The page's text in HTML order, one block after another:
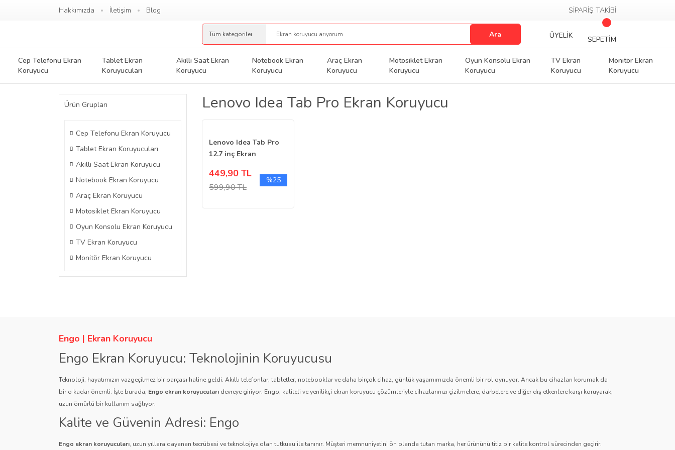
Hakkımızda İletişim Blog SİPARİŞ TAKİBİ
Ara ÜYELİK SEPETİM
Cep Telefonu Ekran
Koruyucu
Tablet Ekran
Koruyucuları
Akıllı Saat Ekran
Koruyucu
Notebook Ekran
Koruyucu
Araç Ekran
Koruyucu
Motosiklet Ekran
Koruyucu
Oyun Konsolu Ekran
Koruyucu
TV Ekran
Koruyucu
Monitör Ekran
Koruyucu
Ürün Grupları
Cep Telefonu Ekran Koruyucu
Tablet Ekran Koruyucuları
Akıllı Saat Ekran Koruyucu
Notebook Ekran Koruyucu
Araç Ekran Koruyucu
Motosiklet Ekran Koruyucu
Oyun Konsolu Ekran Koruyucu
TV Ekran Koruyucu
Monitör Ekran Koruyucu
Lenovo Idea Tab Pro Ekran Koruyucu
Lenovo Idea Tab Pro
12.7 inç Ekran
Sertlik
449,90 TL
599,90 TL
%25
Engo | Ekran Koruyucu
Engo Ekran Koruyucu: Teknolojinin Koruyucusu
Teknoloji, hayatımızın vazgeçilmez bir parçası haline geldi. Akıllı telefonlar, tabletler, notebooklar ve daha birçok cihaz, günlük yaşamımızda önemli bir rol oynuyor. Ancak bu cihazları korumak da
bir o kadar önemli. İşte burada, Engo ekran koruyucuları devreye giriyor. Engo, kaliteli ve yenilikçi ekran koruyucu çözümleriyle cihazlarınızı çizilmelere, darbelere ve diğer dış etkenlere karşı koruyarak,
uzun ömürlü bir kullanım sağlıyor.
Kalite ve Güvenin Adresi: Engo
Engo ekran koruyucuları, uzun yıllara dayanan tecrübesi ve teknolojiye olan tutkusu ile tanınır. Müşteri memnuniyetini ön planda tutan marka, her ürününü titiz bir kalite kontrol sürecinden geçirir.